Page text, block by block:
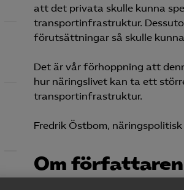
att det privata skulle kunna
transportinfrastruktur.
förutsättningar så skulle kunna
Det är vår förhoppning att
hur näringslivet kan ta ett
transportinfrastruktur.
Fredrik Östbom, näringspolitisk
Om författaren